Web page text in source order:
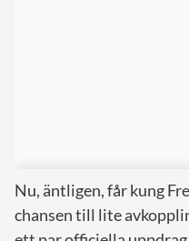
Nu, äntligen, får kung
chansen till lite